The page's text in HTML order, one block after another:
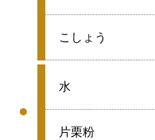
★
こしょう
●
グループ
●
水
●
片栗粉